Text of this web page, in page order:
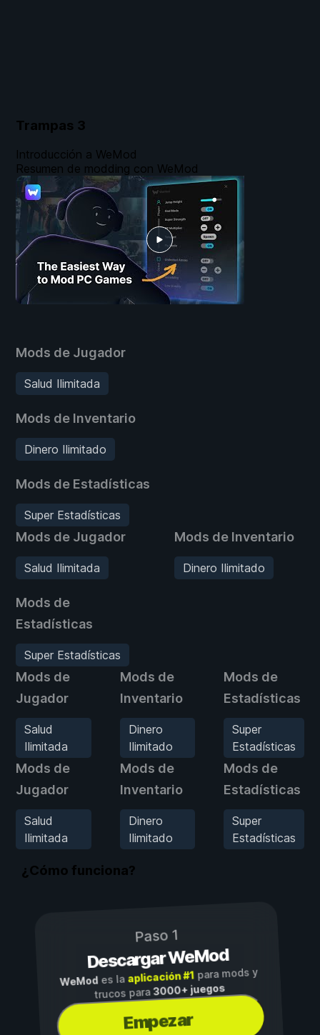
Trampas 3
Mods de Jugador
Salud Ilimitada
Mods de Inventario
Dinero Ilimitado
Mods de Estadísticas
Super Estadísticas
Mods de Jugador
Salud Ilimitada
Mods de
Estadísticas
Super Estadísticas
Mods de Inventario
Dinero Ilimitado
Mods de
Jugador
Salud
Ilimitada
Mods de
Inventario
Dinero
Ilimitado
Mods de
Estadísticas
Super
Estadísticas
Mods de
Jugador
Salud
Ilimitada
Mods de
Inventario
Dinero
Ilimitado
Mods de
Estadísticas
Super
Estadísticas
Introducción a WeMod
Resumen de modding con WeMod
¿Cómo funciona?
Paso 1
Descargar WeMod
WeMod es la aplicación #1para mods y
trucos para3000+ juegos
Empezar